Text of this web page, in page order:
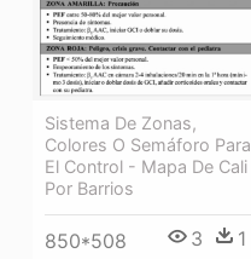
Sistema De Zonas,
Colores O Semáforo Para
El Control - Mapa De Cali
Por Barrios
850*508 3 1